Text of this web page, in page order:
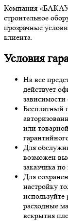
Компания
строительное
прозрачные
клиента.
Условия
На все
действует
зависимости
Бесплатный
или
Для
возможен
заказчика
Для
настройку
расходные
вскрытия